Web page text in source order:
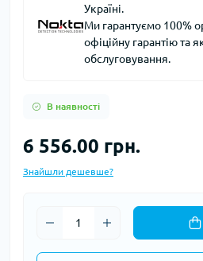
Україні.
Ми гарантуємо 100%
офіційну гарантію та
обслуговування.
В наявності
6 556.00 грн.
Знайшли дешевше?